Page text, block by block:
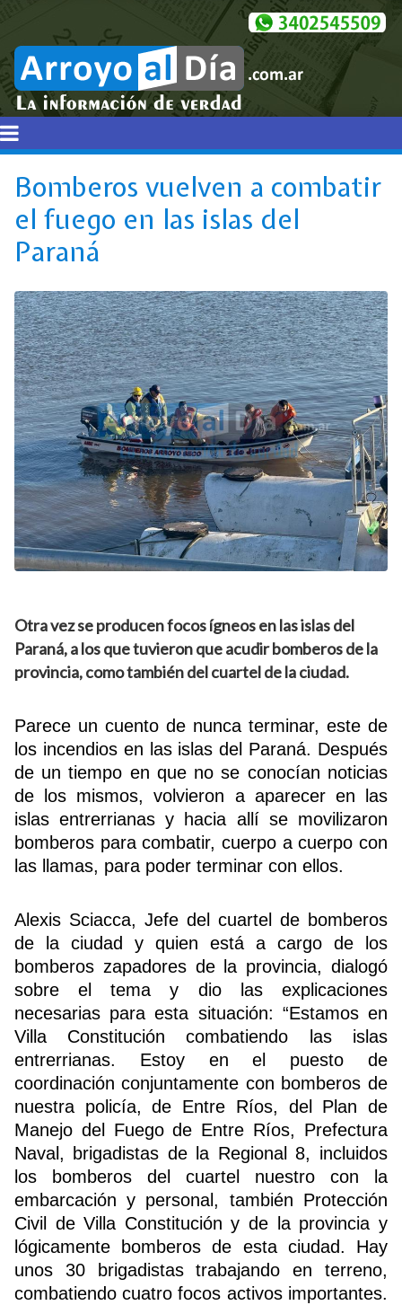
Bomberos vuelven a combatir
el fuego en las islas del
Paraná
Otra vez se producen focos ígneos en las islas del
Paraná, a los que tuvieron que acudir bomberos de la
provincia, como también del cuartel de la ciudad.
Parece un cuento de nunca terminar, este de
los incendios en las islas del Paraná. Después
de un tiempo en que no se conocían noticias
de los mismos, volvieron a aparecer en las
islas entrerrianas y hacia allí se movilizaron
bomberos para combatir, cuerpo a cuerpo con
las llamas, para poder terminar con ellos.
Alexis Sciacca, Jefe del cuartel de bomberos
de la ciudad y quien está a cargo de los
bomberos zapadores de la provincia, dialogó
sobre el tema y dio las explicaciones
necesarias para esta situación: “Estamos en
Villa Constitución combatiendo las islas
entrerrianas. Estoy en el puesto de
coordinación conjuntamente con bomberos de
nuestra policía, de Entre Ríos, del Plan de
Manejo del Fuego de Entre Ríos, Prefectura
Naval, brigadistas de la Regional 8, incluidos
los bomberos del cuartel nuestro con la
embarcación y personal, también Protección
Civil de Villa Constitución y de la provincia y
lógicamente bomberos de esta ciudad. Hay
unos 30 brigadistas trabajando en terreno,
combatiendo cuatro focos activos importantes.
Buscador